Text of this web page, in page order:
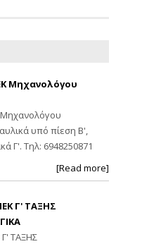
Μηχανολόγου
Μηχανολόγου
υπό πίεση Β',
Γ'. Τηλ: 6948250871
[Read more]
Γ' ΤΑΞΗΣ
Γ' ΤΑΞΗΣ